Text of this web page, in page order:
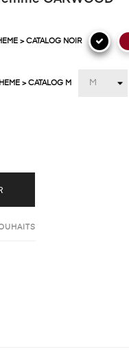
> CATALOG NOIR
> CATALOG M